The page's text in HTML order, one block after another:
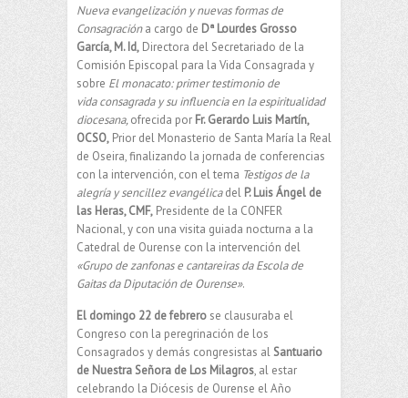
Nueva evangelización y nuevas formas de
Consagracióna cargo de Dª Lourdes Grosso
García, M. Id, Directora del Secretariado de la
Comisión Episcopal para la Vida Consagrada y
sobre El monacato: primer testimonio de
vidaconsagrada y su influencia en la espiritualidad
diocesana,ofrecida por Fr. Gerardo Luis Martín,
OCSO, Prior del Monasterio de Santa María la Real
de Oseira, finalizando la jornada de conferencias
con la intervención, con el tema Testigos de la
alegría y sencillezevangélicadel P. Luis Ángel de
las Heras, CMF, Presidente de la CONFER
Nacional, y con una visita guiada nocturna a la
Catedral de Ourense con la intervención del
«Grupo de zanfonas e cantareiras da Escola de
Gaitas da Diputación de Ourense».
El domingo 22 de febrero se clausuraba el
Congreso con la peregrinación de los
Consagrados y demás congresistas al Santuario
de Nuestra Señora de Los Milagros, al estar
celebrando la Diócesis de Ourense el Año